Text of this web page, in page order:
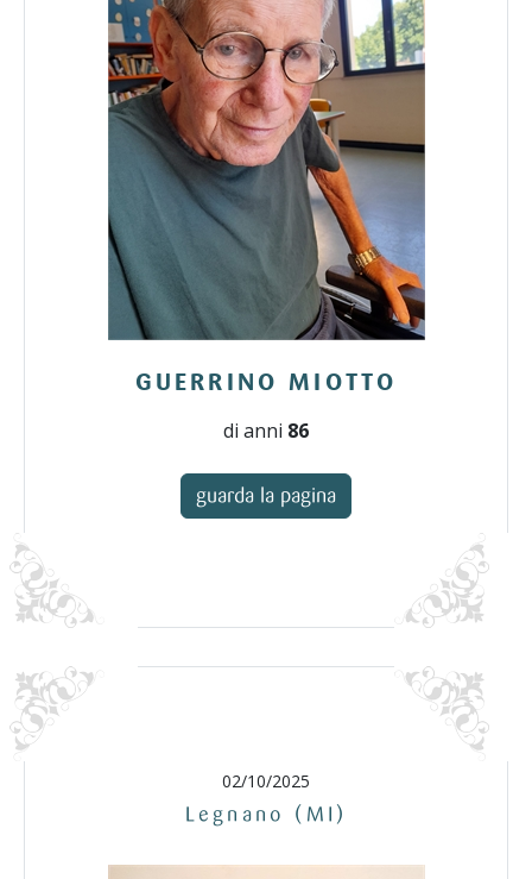
GUERRINO MIOTTO
di anni 86
guarda la pagina
02/10/2025
Legnano (MI)